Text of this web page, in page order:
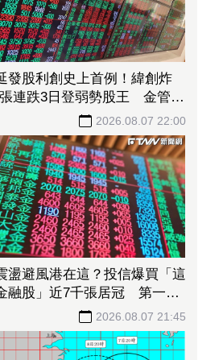
發股利創史上首例！緯創炸
連跌3日登弱勢股王 金管會
保、證交所了解2026.08.07 22:00
盪避風港在這？投信爆買「這
融股」近7千張居冠 第一金
2026.08.07 21:45